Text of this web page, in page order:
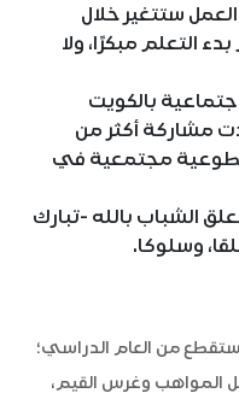
ستتغير خلال
التعلم مبكرًا، ولا
بالكويت
مشاركة أكثر من
تطوعية مجتمعية في
الشباب بالله -تبارك
وسلوكا.
من العام الدراسي؛
المواهب وغرس القيم،